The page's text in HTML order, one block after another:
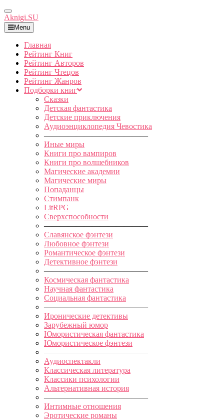
Toggle
Navigation
Aknigi.SU
Menu
Главная
Рейтинг Книг
Рейтинг Авторов
Рейтинг Чтецов
Рейтинг Жанров
Подборки книг
Сказки
Детская фантастика
Детские приключения
Аудиоэнциклопедия Чевостика
—————————————
Иные миры
Книги про вампиров
Книги про волшебников
Магические академии
Магические миры
Попаданцы
Стимпанк
LitRPG
Сверхспособности
—————————————
Славянское фэнтези
Любовное фэнтези
Романтическое фэнтези
Детективное фэнтези
—————————————
Космическая фантастика
Научная фантастика
Социальная фантастика
—————————————
Иронические детективы
Зарубежный юмор
Юмористическая фантастика
Юмористическое фэнтези
—————————————
Аудиоспектакли
Классическая литература
Классики психологии
Альтернативная история
—————————————
Интимные отношения
Эротические романы